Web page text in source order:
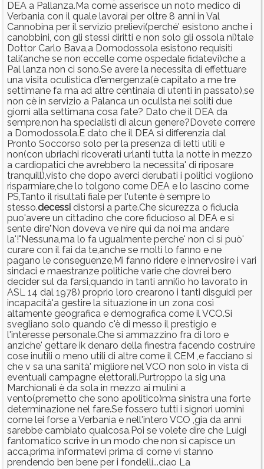
DEA a Pallanza.Ma come asserisce un noto medico di
Verbania con il quale lavorai per oltre 8 anni in Val
Cannobina per il servizio prelievi(perché' esistono anche i
canobbini, con gli stessi diritti e non solo gli ossola ni)tale
Dottor Carlo Bava,a Domodossola esistono requisiti
tali(anche se non eccelle come ospedale fidatevi)che a
Pal lanza non ci sono.Se avere la necessita di effettuare
una visita oculistica d'emergenza(è capitato a me tre
settimane fa ma ad altre centinaia di utenti in passato),se
non cè in servizio a Palanca un ocullsta nei soliti due
giorni alla settimana cosa fate? Dato che il DEA da
sempre,non ha specialisti di alcun genere?Dovete correre
a Domodossola.E dato che il DEA si differenzia dal
Pronto Soccorso solo per la presenza di letti utili e
non(con ubriachi ricoverati urlanti tutta la notte in mezzo
a cardiopatici che avrebbero la necessita' di riposare
tranquill),visto che dopo averci derubati i politici vogliono
risparmiare,che lo tolgono come DEA e lo lascino come
PS,Tanto il risultati fiale per l'utente è sempre lo
stesso.decessi distorsi a parte.Che sicurezza o fiducia
puo'avere un cittadino che core fiducioso al DEA e si
sente dire"Non doveva ve nire qui da noi ma andare
la'!"Nessuna,ma lo fa ugualmente perche' non ci si può'
curare con il fai da te,anche se molti lo fanno e ne
pagano le conseguenze,Mi fanno ridere e innervosire i vari
sindaci e maestranze politiche varie che dovrei bero
decider sul da farsi,quando in tanti anni(io ho lavorato in
ASL 14 dal 1978) proprio loro crearono i tanti disguidi per
incapacità'a gestire la situazione in un zona così
altamente geografica e demografica come il VCO.Si
svegliano solo quando c'è di messo il prestigio e
l'interesse personale.Che si ammazzino fra di loro e
anziche' gettare ik denaro della finestra facendo costruire
cose inutili o meno utili di altre come il CEM ,e facciano si
che v sa una sanità' migliore nel VCO non solo in vista di
eventuali campagne elettorali.Purtroppo la sig una
Marchionali è da sola in mezzo ai mulini a
vento(premetto che sono apolitico)ma sinistra una forte
determinazione nel fare.Se fossero tutti i signori uomini
come lei forse a Verbania e nell'intero VCO ,gia da anni
sarebbe cambiato qualcosa.Poi se volete dire che Luigi
fantomatico scrive in un modo che non si capisce un
acca,prima informatevi prima di come vi stanno
prendendo ben bene per i fondelli...ciao La